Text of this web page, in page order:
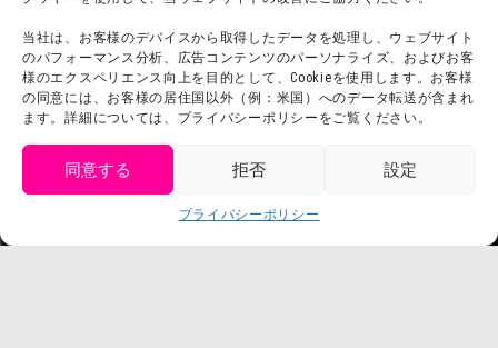
当社は、お客様のデバイスから取得したデータを処理し、ウェブサイト
のパフォーマンス分析、広告コンテンツのパーソナライズ、およびお客
様のエクスペリエンス向上を目的として、Cookieを使用します。お客様
の同意には、お客様の居住国以外（例：米国）へのデータ転送が含まれ
ます。詳細については、プライバシーポリシーをご覧ください。
同意する 拒否 設定
プライバシーポリシー
お問い合わせ
利用規約
プライバシーポリシー
プレスリリース
会社概要
スタッフ募集